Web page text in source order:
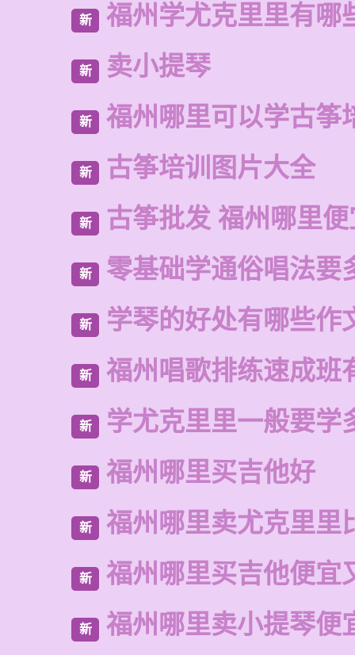
新 福州学尤克里里有哪
新 卖小提琴
新 福州哪里可以学古筝
新 古筝培训图片大全
新 古筝批发 福州哪里
新 零基础学通俗唱法要
新 学琴的好处有哪些作
新 福州唱歌排练速成班
新 学尤克里里一般要学
新 福州哪里买吉他好
新 福州哪里卖尤克里里
新 福州哪里买吉他便宜
新 福州哪里卖小提琴便